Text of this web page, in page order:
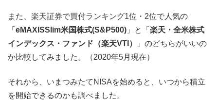
また、楽天証券で買付ランキング1位・2位で人気の
「 eMAXISSlim米国株式(S&P500) 」と「 楽天・全米株式
インデックス・ファンド（楽天VTI）
」のどちらがいいの
か比較してみました。（2020年5月現在）
それから、いまつみたてNISAを始めると、いつから積立
を開始できるのかも調べました。